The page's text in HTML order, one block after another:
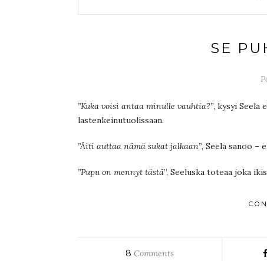
SE
”Kuka voisi antaa minulle vauhtia?”, kysyi Seela
lastenkeinutuolissaan.
”Äiti auttaa nämä sukat jalkaan”, Seela sanoo –
”Pupu on mennyt tästä”, Seeluska toteaa joka
8 Comments